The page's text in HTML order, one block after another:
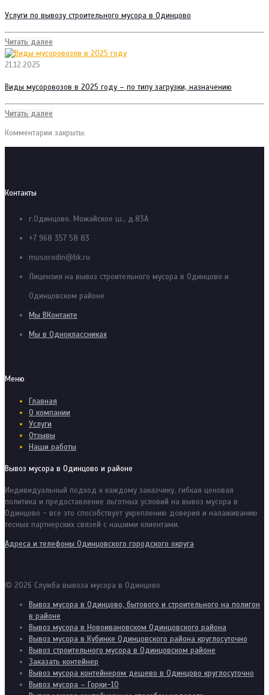
Услуги по вывозу строительного мусора в Одинцово
Читать далее
21.12.2025
Виды мусоровозов в 2025 году – по типу загрузки, назначению
Читать далее
Комментарии закрыты.
Контакты
г.Одинцово, Можайское ш., д.83А
+7 968 357 58 83
musorodin@bk.ru
Лицензия на вывоз строительного мусора в Одинцово и
Одинцовском районе
Мы ВКонтакте
Мы в Одноклассниках
Меню
Главная
О компании
Услуги
Отзывы
Наши работы
Вывоз мусора в Одинцово и районе
Индивидуальный подход к каждому заказчику, гибкая ценовая
политика и предоставление льготных условий на вывоз мусора в
Одинцово - все это способствует укреплению доверия и налаживанию
тесных партнерских связей с нашими клиентами.
Адреса и телефоны Одинцовского городского округа
© 2026 Служба вывоза мусора в Одинцово
Вывоз мусора в Одинцово, бытового и строительного на полигон
в районе
Вывоз мусора в Новоивановском Одинцовского района
Вывоз мусора в Кубинке Одинцовского района круглосуточно
Вывоз строительного мусора в Одинцовском районе
Заказать контейнер
Вывоз мусора контейнером дешево в Одинцово круглосуточно
Вывоз мусора – Горки-10